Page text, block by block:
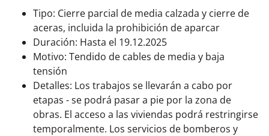
Tipo: Cierre parcial de media calzada y cierre de
aceras, incluida la prohibición de aparcar
Duración: Hasta el 19.12.2025
Motivo: Tendido de cables de media y baja
tensión
Detalles: Los trabajos se llevarán a cabo por
etapas - se podrá pasar a pie por la zona de
obras. El acceso a las viviendas podrá restringirse
temporalmente. Los servicios de bomberos y